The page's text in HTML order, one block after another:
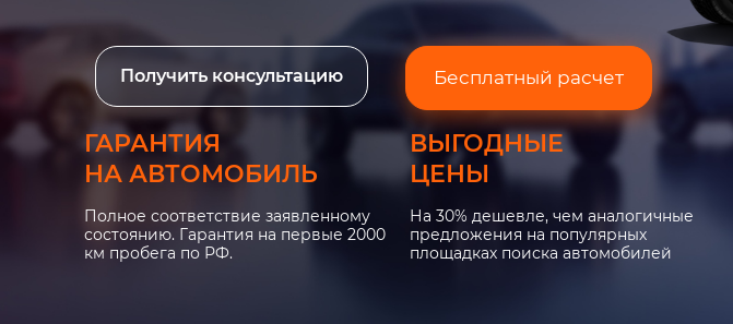
Получить консультацию Бесплатный расчет
ГАРАНТИЯ
НА АВТОМОБИЛЬ
Полное соответствие заявленному
состоянию. Гарантия на первые 2000
км пробега по РФ.
ВЫГОДНЫЕ
ЦЕНЫ
На 30% дешевле, чем аналогичные
предложения на популярных
площадках поиска автомобилей